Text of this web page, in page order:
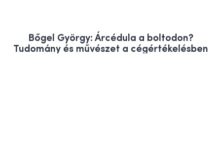
Bőgel György: Árcédula a boltodon?
Tudomány és művészet a cégértékelésben